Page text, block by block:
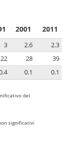
2001 2011
3 2.6
2.3
22 28
39
0.1 0.1
del
significativi